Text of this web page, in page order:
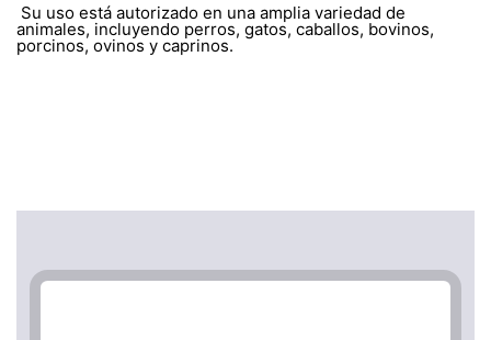
Su uso está autorizado en una amplia variedad de
animales, incluyendo perros, gatos, caballos, bovinos,
porcinos, ovinos y caprinos.